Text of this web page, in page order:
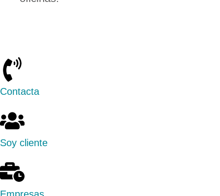
Contacta
Soy cliente
Empresas